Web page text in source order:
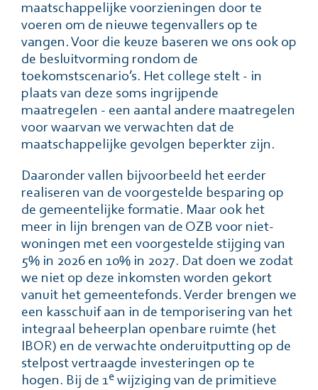
maatschappelijke voorzieningen door te
voeren om de nieuwe tegenvallers op te
vangen. Voor die keuze baseren we ons ook op
de besluitvorming rondom de
toekomstscenario’s. Het college stelt - in
plaats van deze soms ingrijpende
maatregelen - een aantal andere maatregelen
voor waarvan we verwachten dat de
maatschappelijke gevolgen beperkter zijn.
Daaronder vallen bijvoorbeeld het eerder
realiseren van de voorgestelde besparing op
de gemeentelijke formatie. Maar ook het
meer in lijn brengen van de OZB voor niet-
woningen met een voorgestelde stijging van
5% in 2026 en 10% in 2027. Dat doen we zodat
we niet op deze inkomsten worden gekort
vanuit het gemeentefonds. Verder brengen we
een kasschuif aan in de temporisering van het
integraal beheerplan openbare ruimte (het
IBOR) en de verwachte onderuitputting op de
stelpost vertraagde investeringen op te
hogen. Bij de 1e wijziging van de primitieve